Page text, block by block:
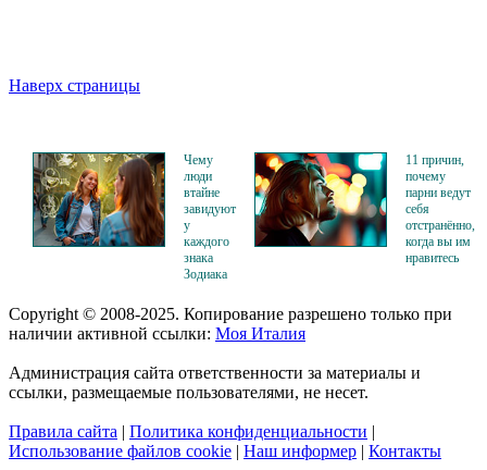
Наверх страницы
Чему
люди
втайне
завидуют
у
каждого
знака
Зодиака
11 причин,
почему
парни ведут
себя
отстранённо,
когда вы им
нравитесь
Copyright © 2008-2025. Копирование разрешено только при
наличии активной ссылки: Моя Италия
Администрация сайта ответственности за материалы и
ссылки, размещаемые пользователями, не несет.
Правила сайта | Политика конфиденциальности |
Использование файлов cookie | Наш информер | Контакты